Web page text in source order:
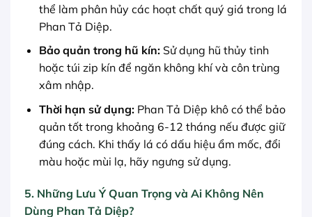
thể làm phân hủy các hoạt chất quý giá trong lá
Phan Tả Diệp.
Bảo quản trong hũ kín:Sử dụng hũ thủy tinh
hoặc túi zip kín để ngăn không khí và côn trùng
xâm nhập.
Thời hạn sử dụng:Phan Tả Diệp khô có thể bảo
quản tốt trong khoảng 6-12 tháng nếu được giữ
đúng cách. Khi thấy lá có dấu hiệu ẩm mốc, đổi
màu hoặc mùi lạ, hãy ngưng sử dụng.
5. Những Lưu Ý Quan Trọng và Ai Không Nên
Dùng Phan Tả Diệp?